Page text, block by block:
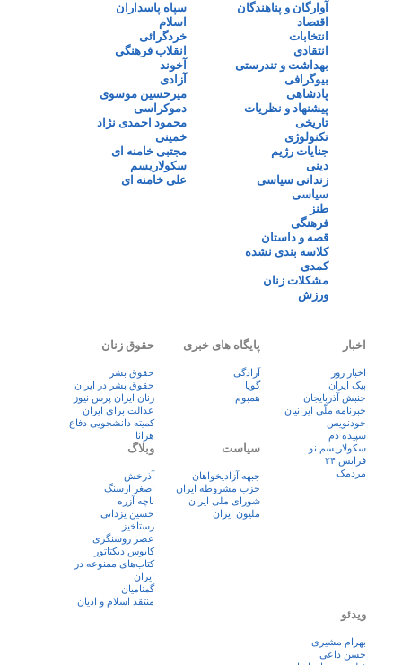
آوارگان و پناهندگان
اقتصاد
انتخابات
انتقادی
بهداشت و تندرستی
بیوگرافی
پادشاهی
پیشنهاد و نظریات
تاریخی
تکنولوژی
جنایات رژیم
دینی
زندانی سیاسی
سیاسی
طنز
فرهنگی
قصه و داستان
کلاسه بندی نشده
کمدی
مشکلات زنان
ورزش
سپاه پاسداران
اسلام
خردگرائی
انقلاب فرهنگی
آخوند
آزادی
میرحسین موسوی
دموکراسی
محمود احمدی نژاد
خمینی
مجتبی خامنه ای
سکولاریسم
علی خامنه ای
اخبار
اخبار روز
پيک ايران
جنبش آذربایجان
خبرنامه ملّی ایرانیان
خودنویس
سپیده دم
سکولاریسم نو
فرانس ۲۴
مردمک
پایگاه های خبری
آزادگی
گویا
همبوم
حقوق زنان
حقوق بشر
حقوق بشر در ایران
زنان ايران پرس نيوز
عدالت برای ایران
کمیته دانشجویی دفاع
هرانا
سیاست
جبهه آزادیخواهان
حزب مشروطه ایران
شورای ملی ایران
ملیون ایران
وبلاگ
آذرخش
اصغر ارسنگ
باچه آزره
حسین یزدانی
رستاخیز
عضر روشنگری
کابوس دیکتاتور
کتاب‌های ممنوعه در
ایران
گمنامیان
منتقد اسلام و ادیان
ویدئو
بهرام مشیری
حسن داعی